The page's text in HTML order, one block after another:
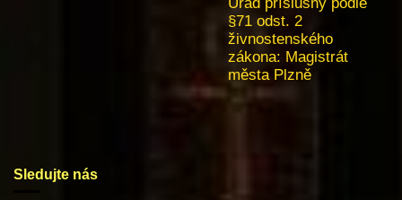
§71 odst. 2
živnostenského
zákona: Magistrát
města Plzně
Sledujte nás